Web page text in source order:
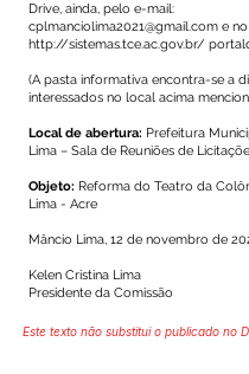
Drive, ainda, pelo e-mail:
cplmanciolima2021@gmail.com e
http://sistemas.tce.ac.gov.br/
(A pasta informativa encontra-se a
interessados no local acima
Local de abertura: Prefeitura
Lima – Sala de Reuniões de
Objeto: Reforma do Teatro da
Lima - Acre
Mâncio Lima, 12 de novembro de
Kelen Cristina Lima
Presidente da Comissão
Este texto não substitui o publicado no